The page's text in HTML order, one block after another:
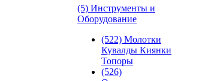
(5) Инструменты и
Оборудование
(522) Молотки
Кувалды Киянки
Топоры
(526)